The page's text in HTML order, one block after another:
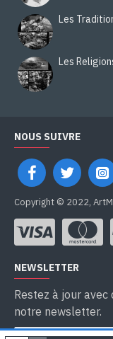
Les
Les
NOUS SUIVRE
Copyright © 2022,
NEWSLETTER
Restez à jour
notre newsletter.